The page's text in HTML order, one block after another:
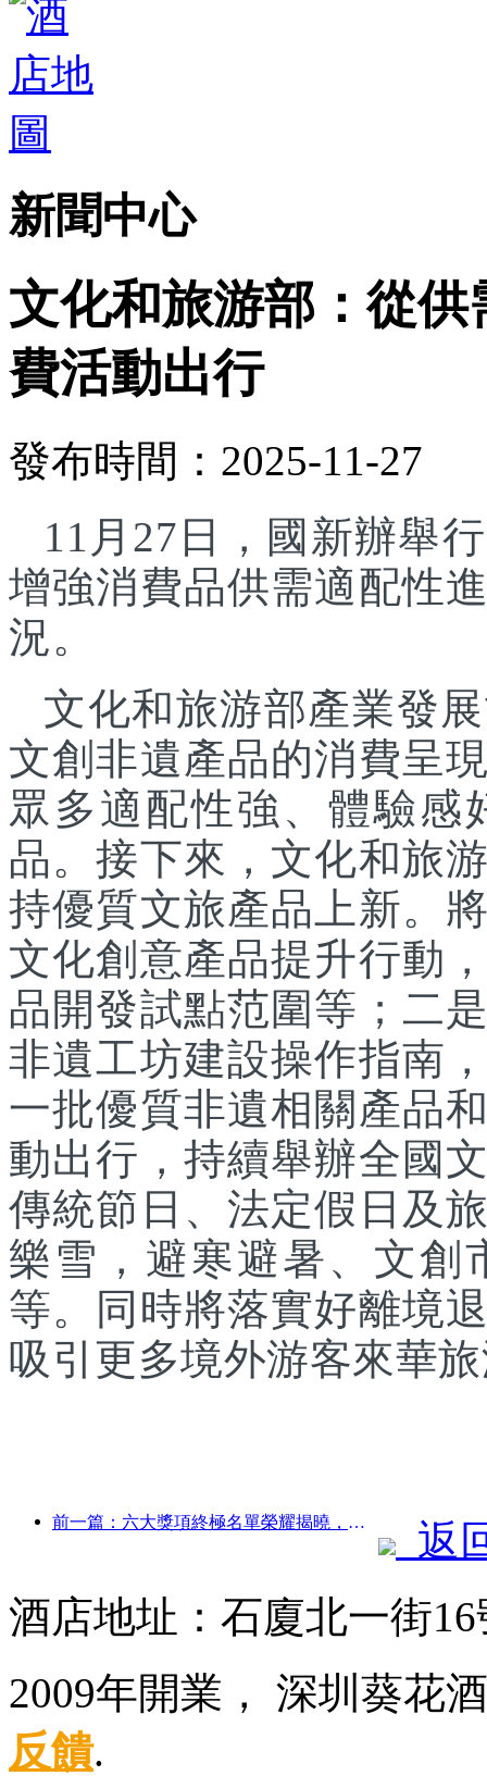
新聞中心
文化和旅游部：從
費活動出行
發布時間：2025-11-27
11月27日，國新辦舉
增強消費品供需適配性
況。
文化和旅游部產業發
文創非遺產品的消費呈
眾多適配性強、體驗感
品。接下來，文化和旅
持優質文旅產品上新。
文化創意產品提升行動
品開發試點范圍等；二
非遺工坊建設操作指南
一批優質非遺相關產品
動出行，持續舉辦全國
傳統節日、法定假日及
樂雪，避寒避暑、文創
等。同時將落實好離境
吸引更多境外游客來華
前一篇：六大獎項終極名單榮耀揭曉，百余酒店及企業斬獲年度獎項！
返
酒店地址：石廈北一街16
2009年開業， 深圳葵
反饋.